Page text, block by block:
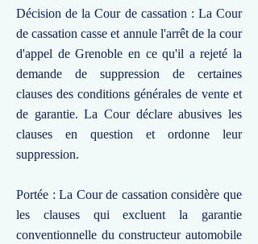
Décision de la Cour de cassation : La Cour
de cassation casse et annule l'arrêt de la cour
d'appel de Grenoble en ce qu'il a rejeté la
demande de suppression de certaines
clauses des conditions générales de vente et
de garantie. La Cour déclare abusives les
clauses en question et ordonne leur
suppression.
Portée : La Cour de cassation considère que
les clauses qui excluent la garantie
conventionnelle du constructeur automobile